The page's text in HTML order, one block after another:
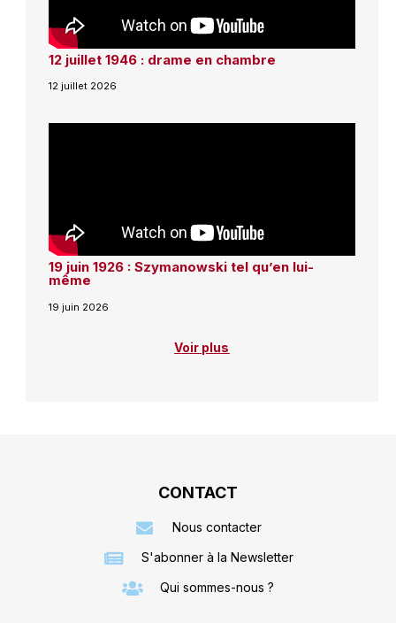
12 juillet 1946 : drame en chambre
12 juillet 2026
19 juin 1926 : Szymanowski tel qu’en lui-
même
19 juin 2026
Voir plus
CONTACT
Nous contacter
S'abonner à la Newsletter
Qui sommes-nous ?